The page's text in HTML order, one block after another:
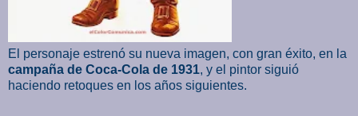
El personaje estrenó su nueva imagen, con gran éxito, en la
campaña de Coca-Cola de 1931, y el pintor siguió
haciendo retoques en los años siguientes.